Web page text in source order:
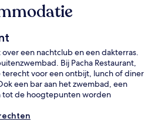
over een nachtclub en een dakterras.
Bij Pacha Restaurant,
terecht voor een ontbijt, lunch of diner
een bar aan het zwembad, een
tot de hoogtepunten worden